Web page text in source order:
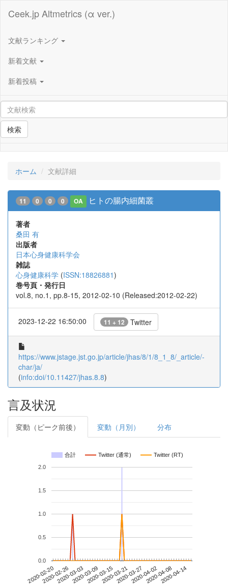
Ceek.jp Altmetrics (α ver.)
文献ランキング
新着文献
新着投稿
検索
ホーム 文献詳細
11 0 0 0 OA ヒトの腸内細菌叢
著者
桑田 有
出版者
日本心身健康科学会
雑誌
心身健康科学 (ISSN:18826881)
巻号頁・発行日
vol.8, no.1, pp.8-15, 2012-02-10 (Released:2012-02-22)
2023-12-22 16:50:00 11 + 12 Twitter
https://www.jstage.jst.go.jp/article/jhas/8/1/8_1_8/_article/-
char/ja/
(info:doi/10.11427/jhas.8.8)
言及状況
変動（ピーク前後） 変動（月別） 分布
合計 Twitter (通常) Twitter (RT)
2020-02-202020-02-262020-03-032020-03-092020-03-152020-03-212020-03-272020-04-022020-04-082020-04-14
0.0
0.5
1.0
1.5
2.0